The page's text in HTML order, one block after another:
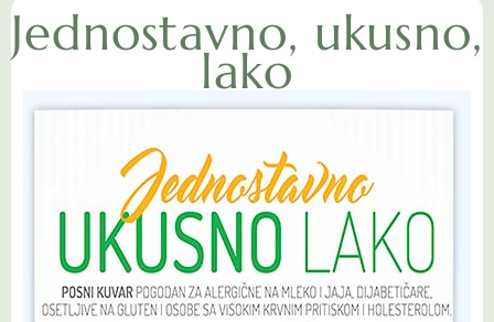
Jednostavno, ukusno,
lako